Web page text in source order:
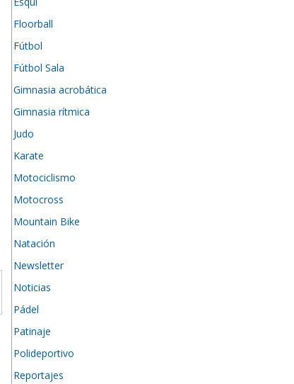
Floorball
Fútbol
Fútbol Sala
Gimnasia acrobática
Gimnasia rítmica
Judo
Karate
Motociclismo
Motocross
Mountain Bike
Natación
Newsletter
Noticias
Pádel
Patinaje
Polideportivo
Reportajes